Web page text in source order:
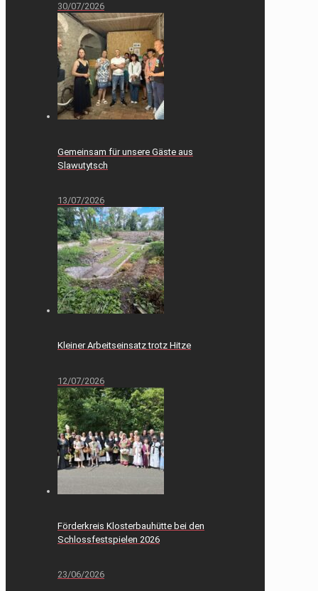
30/07/2026
Gemeinsam für unsere Gäste aus
Slawutytsch
13/07/2026
Kleiner Arbeitseinsatz trotz Hitze
12/07/2026
Förderkreis Klosterbauhütte bei den
Schlossfestspielen 2026
23/06/2026